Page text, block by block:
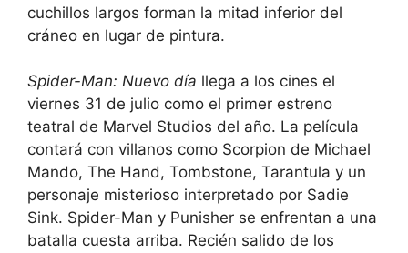
cuchillos largos forman la mitad inferior del
cráneo en lugar de pintura.
Spider-Man: Nuevo día llega a los cines el
viernes 31 de julio como el primer estreno
teatral de Marvel Studios del año. La película
contará con villanos como Scorpion de Michael
Mando, The Hand, Tombstone, Tarantula y un
personaje misterioso interpretado por Sadie
Sink. Spider-Man y Punisher se enfrentan a una
batalla cuesta arriba. Recién salido de los